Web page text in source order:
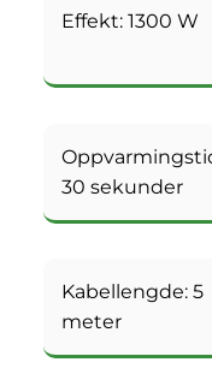
Effekt: 1300 W
30 sekunder
Kabellengde: 5
meter